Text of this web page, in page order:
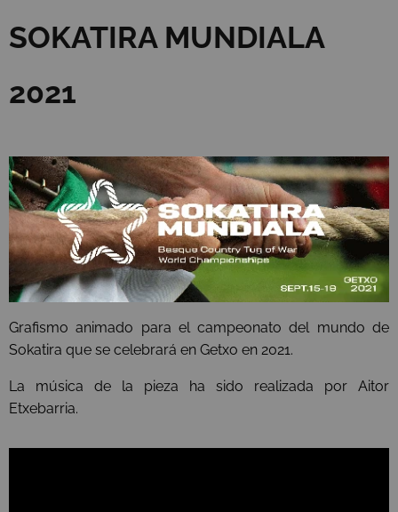
SOKATIRA MUNDIALA
2021
Grafismo animado para el campeonato del mundo de
Sokatira que se celebrará en Getxo en 2021.
La música de la pieza ha sido realizada por Aitor
Etxebarria.